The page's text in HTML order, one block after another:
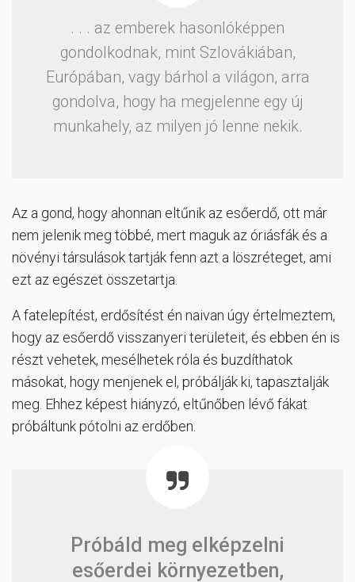
. . . az emberek hasonlóképpen
gondolkodnak, mint Szlovákiában,
Európában, vagy bárhol a világon, arra
gondolva, hogy ha megjelenne egy új
munkahely, az milyen jó lenne nekik.
Az a gond, hogy ahonnan eltűnik az esőerdő, ott már
nem jelenik meg többé, mert maguk az óriásfák és a
növényi társulások tartják fenn azt a löszréteget, ami
ezt az egészet összetartja.
A fatelepítést, erdősítést én naivan úgy értelmeztem,
hogy az esőerdő visszanyeri területeit, és ebben én is
részt vehetek, mesélhetek róla és buzdíthatok
másokat, hogy menjenek el, próbálják ki, tapasztalják
meg. Ehhez képest hiányzó, eltűnőben lévő fákat
próbáltunk pótolni az erdőben.
Próbáld meg elképzelni
esőerdei környezetben,